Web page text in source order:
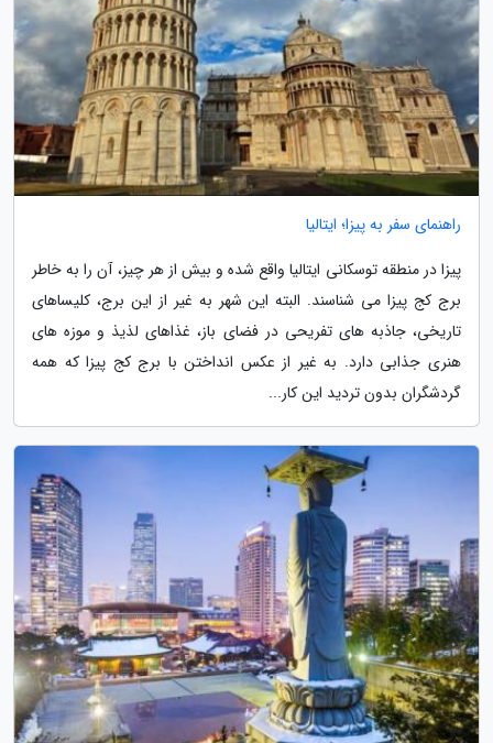
راهنمای سفر به پیزا؛ ایتالیا
پیزا در منطقه توسکانی ایتالیا واقع شده و بیش از هر چیز، آن را به خاطر
برج کج پیزا می شناسند. البته این شهر به غیر از این برج، کلیساهای
تاریخی، جاذبه های تفریحی در فضای باز، غذاهای لذیذ و موزه های
هنری جذابی دارد. به غیر از عکس انداختن با برج کج پیزا که همه
گردشگران بدون تردید این کار...